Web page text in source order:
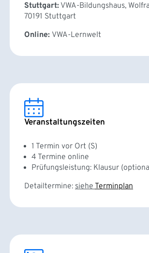
Stuttgart: VWA-Bildungshaus,
70191 Stuttgart
Online: VWA-Lernwelt
Veranstaltungszeiten
1 Termin vor Ort (S)
4 Termine online
Prüfungsleistung: Klausur
Detailtermine: siehe Terminplan